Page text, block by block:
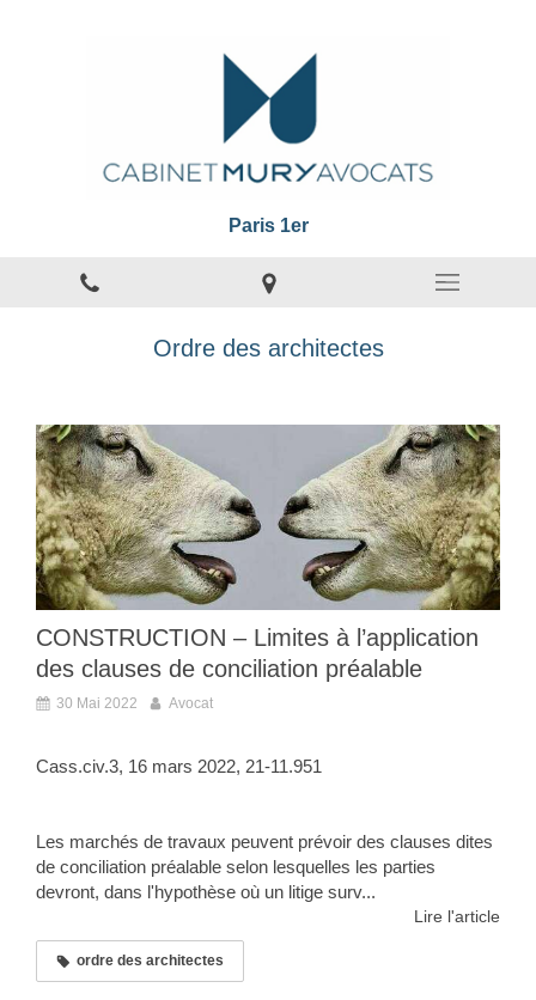
Paris 1er
Ordre des architectes
CONSTRUCTION – Limites à l’application
des clauses de conciliation préalable
30 Mai 2022 Avocat
Cass.civ.3, 16 mars 2022, 21-11.951
Les marchés de travaux peuvent prévoir des clauses dites
de conciliation préalable selon lesquelles les parties
devront, dans l'hypothèse où un litige surv...
Lire l'article
ordre des architectes